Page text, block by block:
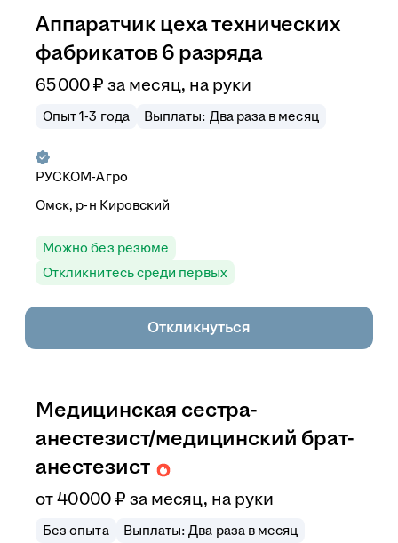
Аппаратчик цеха технических
фабрикатов 6 разряда
65 000₽ за месяц, на руки
Опыт 1-3 года Выплаты: Два раза в месяц
РУСКОМ-Агро
Омск, р-н Кировский
Можно без резюме
Откликнитесь среди первых
Откликнуться
Медицинская сестра-
анестезист/медицинский брат-
анестезист
от40 000 ₽ за месяц, на руки
Без опыта Выплаты: Два раза в месяц